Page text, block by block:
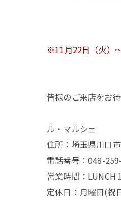
※11月22日（火）
皆様のご来店をお
ル・マルシェ
住所：埼玉県川口
電話番号：048-
営業時間：LUNCH
定休日：月曜日(祝